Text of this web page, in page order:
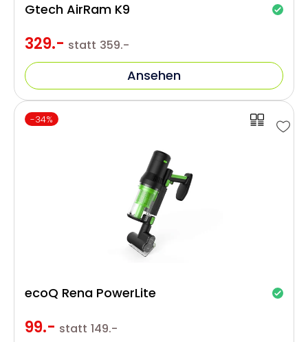
329.- statt 359.-
Gtech AirRam K9
Ansehen
-34%
99.- statt 149.-
ecoQ Rena PowerLite